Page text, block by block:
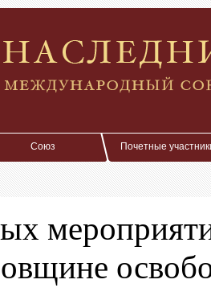
Союз Почетные